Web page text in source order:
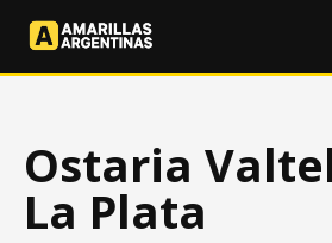
Ostaria
La Plata